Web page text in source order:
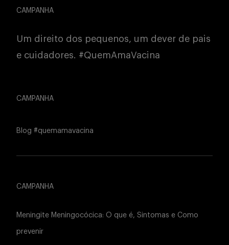
CAMPANHA
Um direito dos pequenos, um dever de pais
e cuidadores. #QuemAmaVacina
CAMPANHA
Blog #quemamavacina
CAMPANHA
Meningite Meningocócica: O que é, Sintomas e Como
prevenir